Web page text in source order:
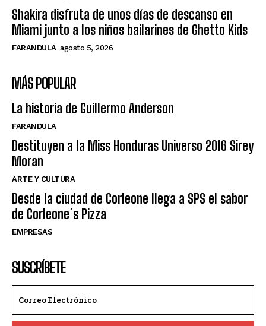
Shakira disfruta de unos días de descanso en
Miami junto a los niños bailarines de Ghetto Kids
FARANDULA agosto 5, 2026
MÁS POPULAR
La historia de Guillermo Anderson
FARANDULA
Destituyen a la Miss Honduras Universo 2016 Sirey
Moran
ARTE Y CULTURA
Desde la ciudad de Corleone llega a SPS el sabor
de Corleone´s Pizza
EMPRESAS
SUSCRÍBETE